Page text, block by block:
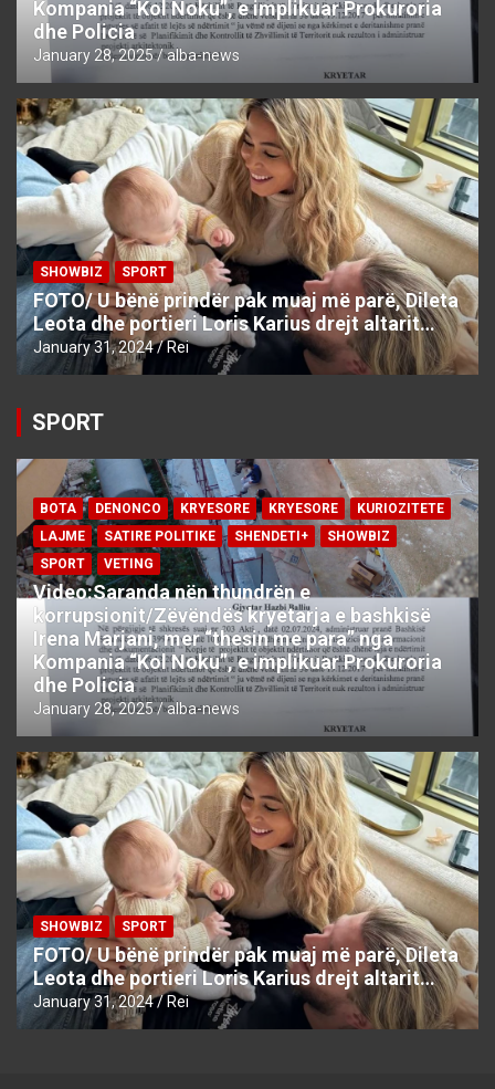
Kompania “Kol Noku”, e implikuar Prokuroria
dhe Policia
January 28, 2025 alba-news
SHOWBIZ SPORT
FOTO/ U bënë prindër pak muaj më parë, Dileta
Leota dhe portieri Loris Karius drejt altarit…
January 31, 2024 Rei
SPORT
BOTA DENONCO KRYESORE KRYESORE
KURIOZITETE
LAJME
SATIRE POLITIKE SHENDETI+
SHOWBIZ
SPORT
VETING
Video:Saranda nën thundrën e
korrupsionit/Zëvëndës kryetarja e bashkisë
Irena Marjani, mer “thesin me para” nga
Kompania “Kol Noku”, e implikuar Prokuroria
dhe Policia
January 28, 2025 alba-news
SHOWBIZ SPORT
FOTO/ U bënë prindër pak muaj më parë, Dileta
Leota dhe portieri Loris Karius drejt altarit…
January 31, 2024 Rei